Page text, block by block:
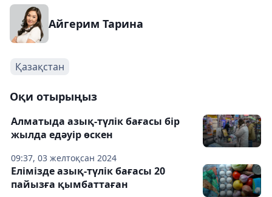
Айгерим Тарина
Қазақстан
Оқи отырыңыз
09:37, 03 желтоқсан 2024
Алматыда азық-түлік бағасы бір
жылда едәуір өскен
Елімізде азық-түлік бағасы 20
пайызға қымбаттаған